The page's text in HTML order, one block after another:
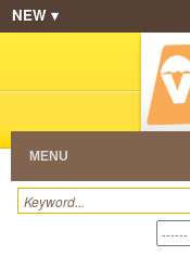
SHOP
CATALOG
NEW ▾
MENU